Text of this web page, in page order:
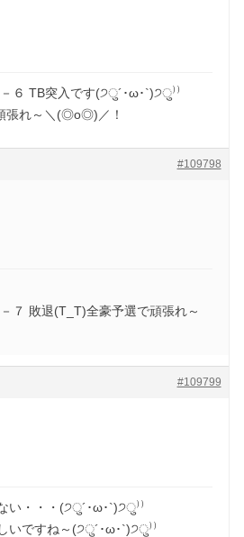
－６ TB突入です(੭ु´･ω･`)੭ु⁾⁾
れ～＼(◎o◎)／！
#109798
７ 敗退(T_T)全豪予選で頑張れ～
#109799
い・・・(੭ु´･ω･`)੭ु⁾⁾
いですね～(੭ु´･ω･`)੭ु⁾⁾